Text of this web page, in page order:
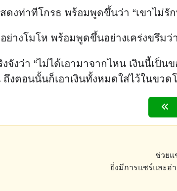
ดงท่าทีโกรธ พร้อมพูดขึ้นว่า “เขาไม่
ย่างโมโห พร้อมพูดขึ้นอย่างเคร่งขรึมว่
จังว่า “ไม่ได้เอามาจากไหน เงินนี้เป็
ตอนนั้นก็เอาเงินทั้งหมดใส่ไว้ในขวด
ช่วยแ
ยิ่งมีการแชร์และอ่